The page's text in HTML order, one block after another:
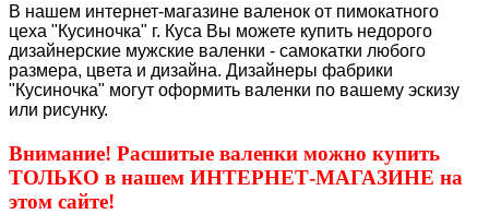
В нашем интернет-магазине валенок от пимокатного
цеха "Кусиночка" г. Куса Вы можете купить недорого
дизайнерские мужские валенки - самокатки любого
размера, цвета и дизайна. Дизайнеры фабрики
"Кусиночка" могут оформить валенки по вашему эскизу
или рисунку.
Внимание! Расшитые валенки можно купить
ТОЛЬКО в нашем ИНТЕРНЕТ-МАГАЗИНЕ на
этом сайте!